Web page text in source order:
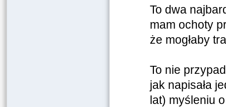
To dwa
mam ochoty
że mogłaby
To nie
jak napisała
lat) myśleniu